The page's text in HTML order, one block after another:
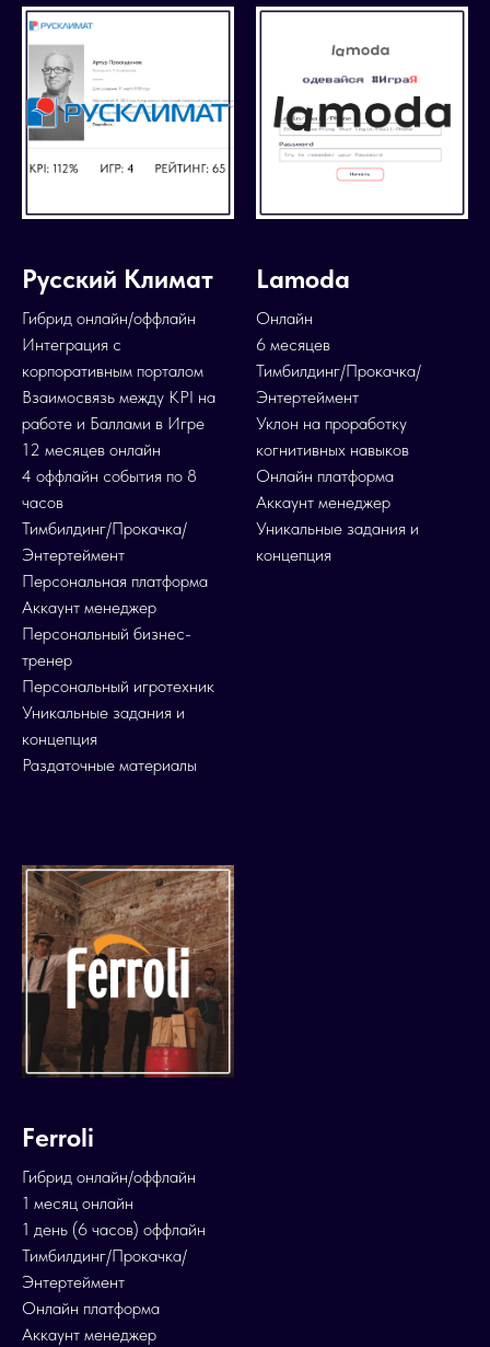
Русский Климат
Гибрид онлайн/оффлайн
Интеграция с
корпоративным порталом
Взаимосвязь между KPI на
работе и Баллами в Игре
12 месяцев онлайн
4 оффлайн события по 8
часов
Тимбилдинг/Прокачка/
Энтертеймент
Персональная платформа
Аккаунт менеджер
Персональный бизнес-
тренер
Персональный игротехник
Уникальные задания и
концепция
Раздаточные материалы
Lamoda
Онлайн
6 месяцев
Тимбилдинг/Прокачка/
Энтертеймент
Уклон на проработку
когнитивных навыков
Онлайн платформа
Аккаунт менеджер
Уникальные задания и
концепция
Ferroli
Гибрид онлайн/оффлайн
1 месяц онлайн
1 день (6 часов) оффлайн
Тимбилдинг/Прокачка/
Энтертеймент
Онлайн платформа
Аккаунт менеджер